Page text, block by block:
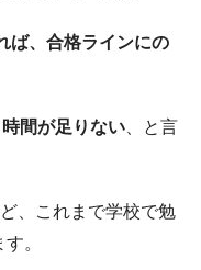
ば、合格ラインにの
間が足りない 、と言
、これまで学校で勉
。